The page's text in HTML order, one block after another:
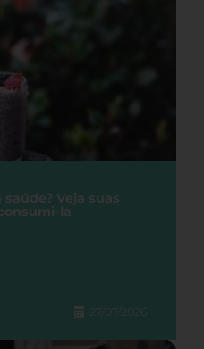
Veja suas
la
27/07/2026